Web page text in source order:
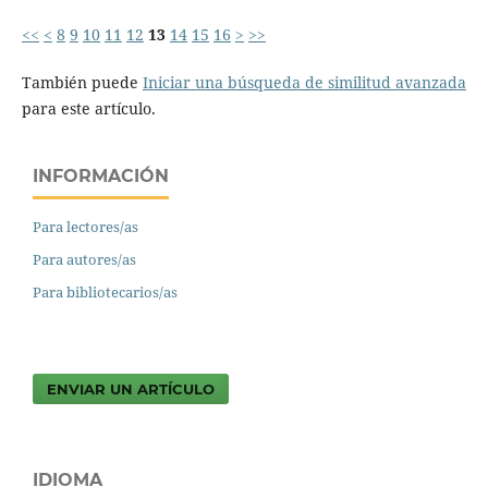
<< < 8 9 10 11 12 13 14 15 16 > >>
También puede Iniciar una búsqueda de similitud avanzada
para este artículo.
INFORMACIÓN
Para lectores/as
Para autores/as
Para bibliotecarios/as
ENVIAR UN ARTÍCULO
IDIOMA